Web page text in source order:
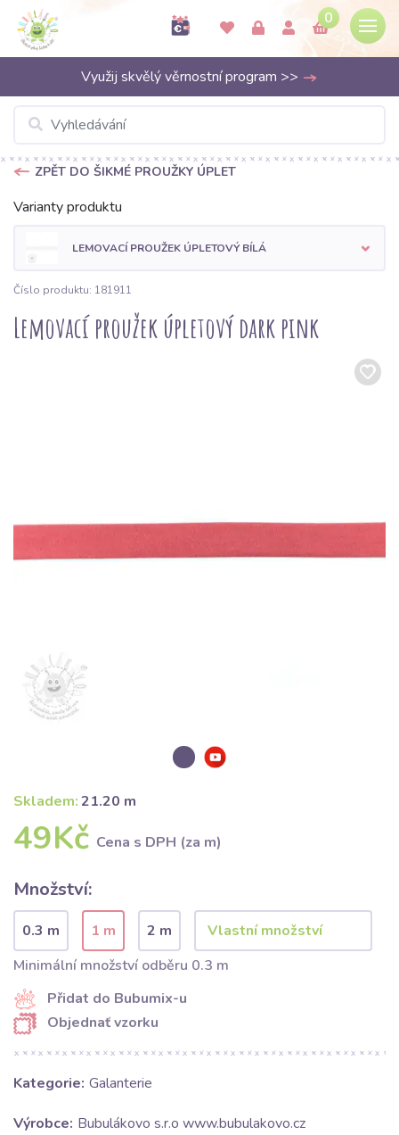
0
Využij skvělý věrnostní program >>
ZPĚT DO ŠIKMÉ PROUŽKY ÚPLET
Varianty produktu
LEMOVACÍ PROUŽEK ÚPLETOVÝ BÍLÁ
Číslo produktu: 181911
Lemovací proužek úpletový dark pink
Skladem:21.20 m
49Kč Cena s DPH (za m)
Množství:
0.3 m 1 m
2 m
Minimální množství odběru 0.3 m
Přidat do Bubumix-u
Objednať vzorku
Kategorie: Galanterie
Výrobce: Bubulákovo s.r.o www.bubulakovo.cz